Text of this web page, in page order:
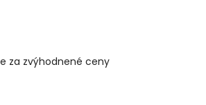
za zvýhodnené ceny